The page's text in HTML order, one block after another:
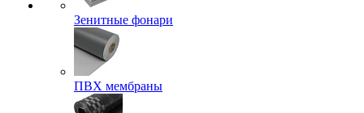
Зенитные фонари
ПВХ мембраны